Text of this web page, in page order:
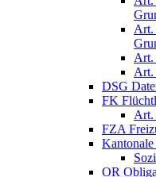
Art.
Art.
Art.
DSG
FK
Art.
FZA
Kantonale
OR